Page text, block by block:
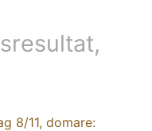
8/11, domare: